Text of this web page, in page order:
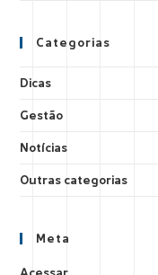
Categorias
Dicas
Gestão
Notícias
Outras categorias
Meta
Acessar